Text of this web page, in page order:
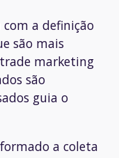
com a definição
são mais
marketing
são
guia o
a coleta